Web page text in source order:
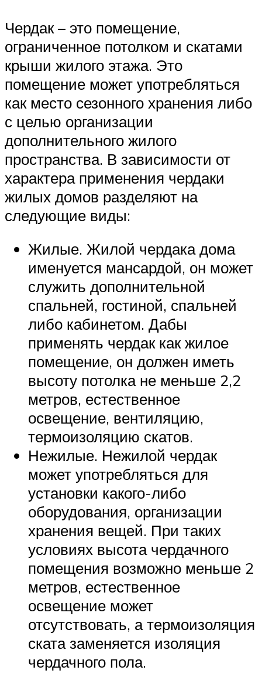
Чердак – это помещение,
ограниченное потолком и скатами
крыши жилого этажа. Это
помещение может употребляться
как место сезонного хранения либо
с целью организации
дополнительного жилого
пространства. В зависимости от
характера применения чердаки
жилых домов разделяют на
следующие виды:
Жилые. Жилой чердака дома
именуется мансардой, он может
служить дополнительной
спальней, гостиной, спальней
либо кабинетом. Дабы
применять чердак как жилое
помещение, он должен иметь
высоту потолка не меньше 2,2
метров, естественное
освещение, вентиляцию,
термоизоляцию скатов.
Нежилые. Нежилой чердак
может употребляться для
установки какого-либо
оборудования, организации
хранения вещей. При таких
условиях высота чердачного
помещения возможно меньше 2
метров, естественное
освещение может
отсутствовать, а термоизоляция
ската заменяется изоляция
чердачного пола.